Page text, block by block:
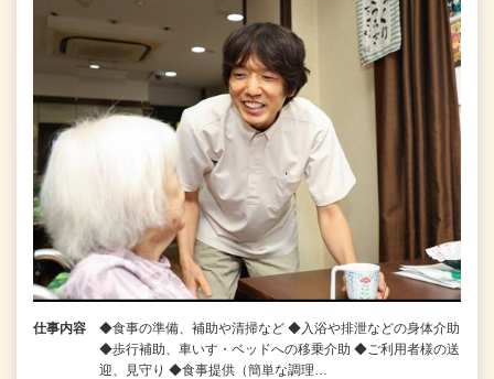
仕事内容
◆食事の準備、補助や清掃など ◆入浴や排泄などの身体介助
◆歩行補助、車いす・ベッドへの移乗介助 ◆ご利用者様の送
迎、見守り ◆食事提供（簡単な調理…